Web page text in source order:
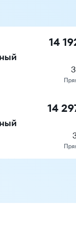
14
14